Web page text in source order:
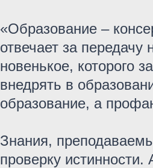
«Образование –
отвечает за
новенькое, которого
внедрять в
образование, а
Знания,
проверку